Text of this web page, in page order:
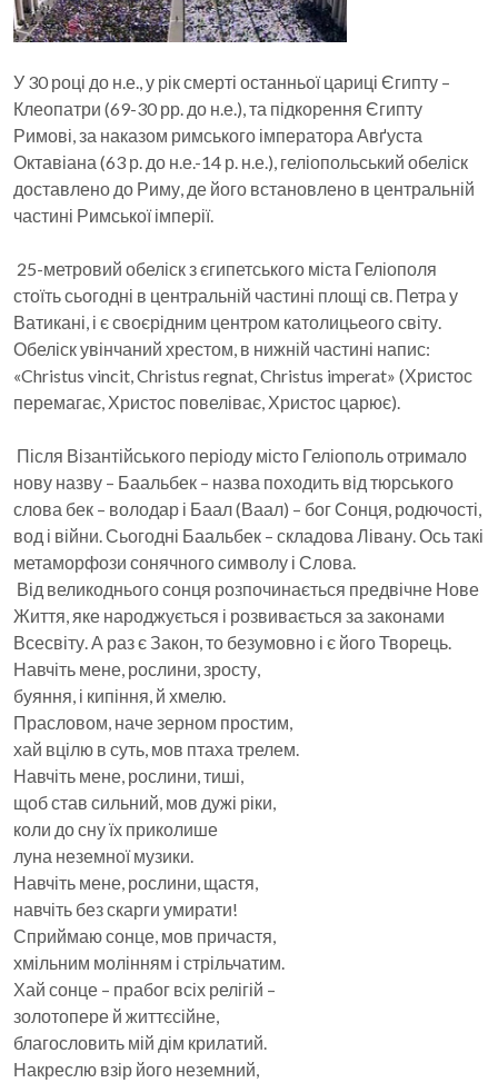
У 30 році до н.е., у рік смерті останньої цариці Єгипту –
Клеопатри (69-30 рр. до н.е.), та підкорення Єгипту
Римові, за наказом римського імператора Авґуста
Октавіана (63 р. до н.е.-14 р. н.е.), геліопольський обеліск
доставлено до Риму, де його встановлено в центральній
частині Римської імперії.
25-метровий обеліск з єгипетського міста Геліополя
стоїть сьогодні в центральній частині площі св. Петра у
Ватикані, і є своєрідним центром католицьеого світу.
Обеліск увінчаний хрестом, в нижній частині напис:
«Christus vincit, Christus regnat, Christus imperat» (Христос
перемагає, Христос повеліває, Христос царює).
Після Візантійського періоду місто Геліополь отримало
нову назву – Баальбек – назва походить від тюрського
слова бек – володар і Баал (Ваал) – бог Сонця, родючості,
вод і війни. Сьогодні Баальбек – складова Лівану. Ось такі
метаморфози сонячного символу і Слова.
Від великоднього сонця розпочинається предвічне Нове
Життя, яке народжується і розвивається за законами
Всесвіту. А раз є Закон, то безумовно і є його Творець.
Навчіть мене, рослини, зросту,
буяння, і кипіння, й хмелю.
Прасловом, наче зерном простим,
хай вцілю в суть, мов птаха трелем.
Навчіть мене, рослини, тиші,
щоб став сильний, мов дужі ріки,
коли до сну їх приколише
луна неземної музики.
Навчіть мене, рослини, щастя,
навчіть без скарги умирати!
Сприймаю сонце, мов причастя,
хмільним молінням і стрільчатим.
Хай сонце – прабог всіх релігій –
золотопере й життєсійне,
благословить мій дім крилатий.
Накреслю взір його неземний,